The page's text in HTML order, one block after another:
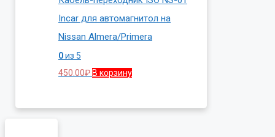
Incar для автомагнитол на
Nissan Almera/Primera
0из 5
450.00₽ В корзину